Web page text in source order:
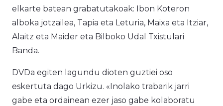
elkarte batean grabatutakoak: Ibon Koteron
alboka jotzailea, Tapia eta Leturia, Maixa eta Itziar,
Alaitz eta Maider eta Bilboko Udal Txistulari
Banda.
DVDa egiten lagundu dioten guztiei oso
eskertuta dago Urkizu. «Inolako trabarik jarri
gabe eta ordainean ezer jaso gabe kolaboratu